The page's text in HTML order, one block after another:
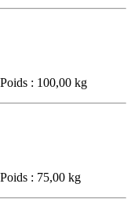
: 100,00 kg
: 75,00 kg